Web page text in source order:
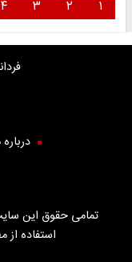
۱ ۲ ۳ ۴
درباره
تمامی حقوق این
استفاده از